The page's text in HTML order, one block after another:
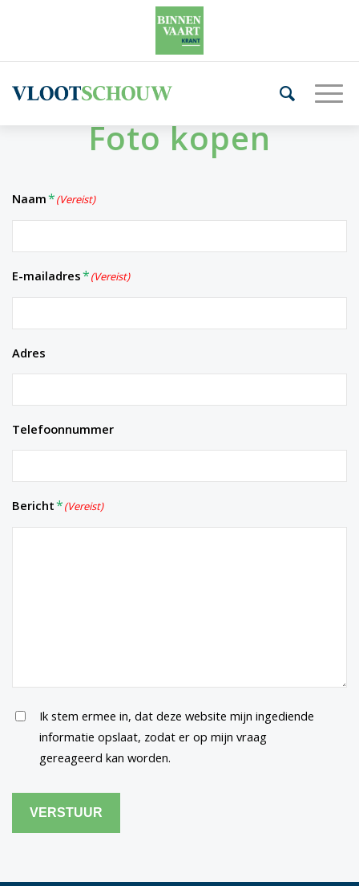
Foto kopen
Naam (Vereist)
E-mailadres (Vereist)
Adres
Telefoonnummer
Bericht (Vereist)
Untitled
Ik stem ermee in, dat deze website mijn ingediende
informatie opslaat, zodat er op mijn vraag
gereageerd kan worden.
CAPTCHA